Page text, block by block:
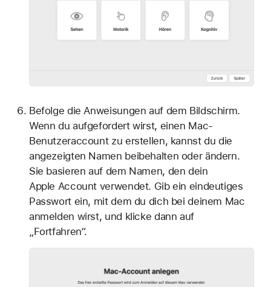
Befolge die Anweisungen auf dem Bildschirm.
Wenn du aufgefordert wirst, einen Mac-
Benutzeraccount zu erstellen, kannst du die
angezeigten Namen beibehalten oder ändern.
Sie basieren auf dem Namen, den dein
Apple Account verwendet. Gib ein eindeutiges
Passwort ein, mit dem du dich bei deinem Mac
anmelden wirst, und klicke dann auf
„Fortfahren“.